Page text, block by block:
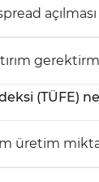
(TÜFE)
üretim